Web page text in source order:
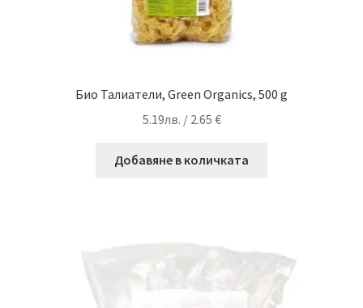
Био Талиатели, Green Organics, 500 g
5.19лв. / 2.65 €
Добавяне в количката